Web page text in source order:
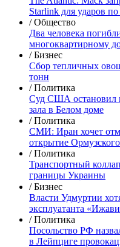
Starlink для ударов
/ Общество
Два человека
многоквартирному
/ Бизнес
Сбор тепличных
тонн
/ Политика
Суд США остановил
зала в Белом доме
/ Политика
СМИ: Иран хочет
открытие
/ Политика
Транспортный
границы Украины
/ Бизнес
Власти Удмуртии
эксплуатанта
/ Политика
Посольство РФ
в Лейпциге